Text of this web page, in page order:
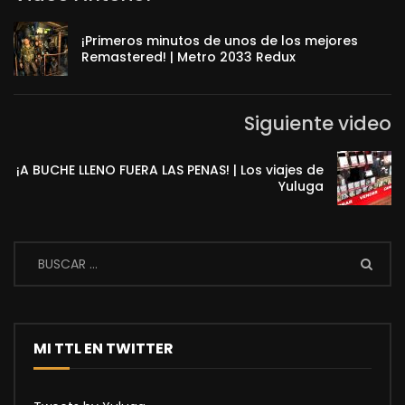
¡Primeros minutos de unos de los mejores
Remastered! | Metro 2033 Redux
Siguiente video
¡A BUCHE LLENO FUERA LAS PENAS! | Los viajes de
Yuluga
MI TTL EN TWITTER